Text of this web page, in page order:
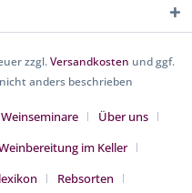
zzgl.Versandkosten und ggf.
anders beschrieben
Weinseminare
Über uns
im Keller
Rebsorten